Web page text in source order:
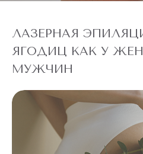
ЛАЗЕРНАЯ
ЯГОДИЦ КАК У
МУЖЧИН